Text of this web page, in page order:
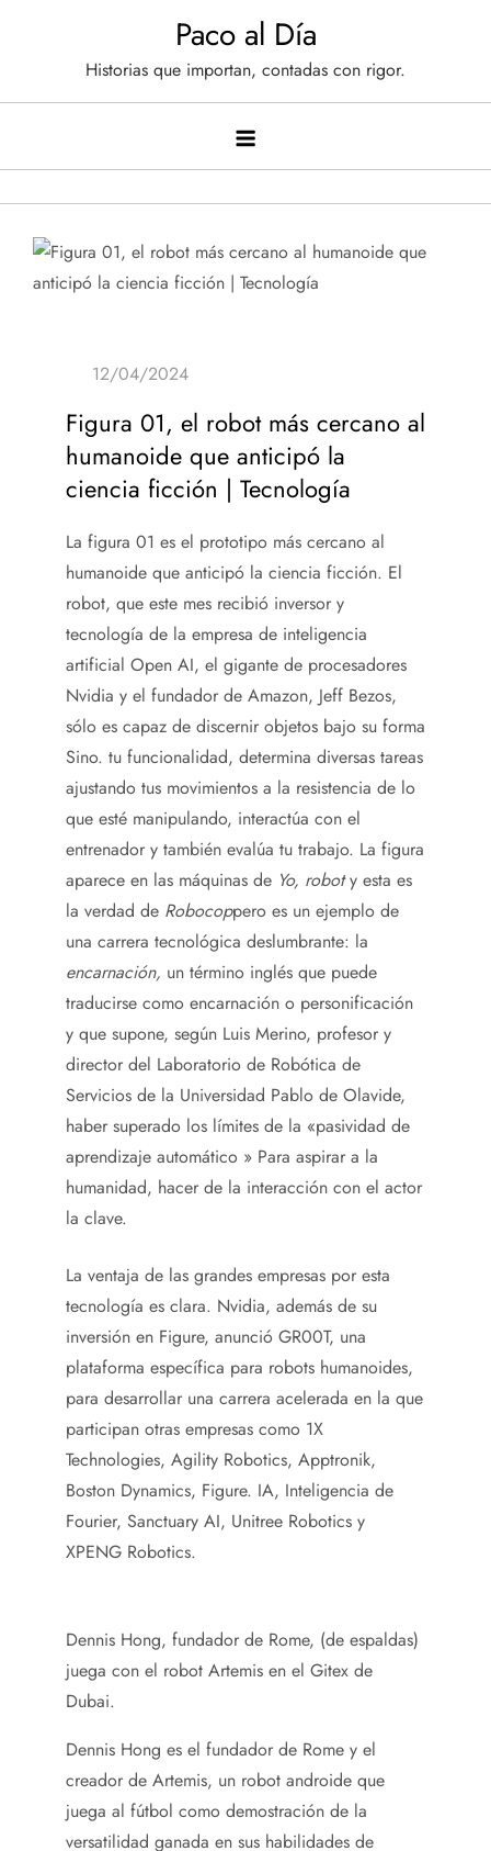
Paco al Día
Historias que importan, contadas con rigor.
Figura 01, el robot más cercano al
humanoide que anticipó la
ciencia ficción | Tecnología
La figura 01 es el prototipo más cercano al
humanoide que anticipó la ciencia ficción. El
robot, que este mes recibió inversor y
tecnología de la empresa de inteligencia
artificial Open AI, el gigante de procesadores
Nvidia y el fundador de Amazon, Jeff Bezos,
sólo es capaz de discernir objetos bajo su forma
Sino. tu funcionalidad, determina diversas tareas
ajustando tus movimientos a la resistencia de lo
que esté manipulando, interactúa con el
entrenador y también evalúa tu trabajo. La figura
aparece en las máquinas de Yo, roboty esta es
la verdad de Robocoppero es un ejemplo de
una carrera tecnológica deslumbrante: la
encarnación, un término inglés que puede
traducirse como encarnación o personificación
y que supone, según Luis Merino, profesor y
director del Laboratorio de Robótica de
Servicios de la Universidad Pablo de Olavide,
haber superado los límites de la «pasividad de
aprendizaje automático » Para aspirar a la
humanidad, hacer de la interacción con el actor
la clave.
La ventaja de las grandes empresas por esta
tecnología es clara. Nvidia, además de su
inversión en Figure, anunció GR00T, una
plataforma específica para robots humanoides,
para desarrollar una carrera acelerada en la que
participan otras empresas como 1X
Technologies, Agility Robotics, Apptronik,
Boston Dynamics, Figure. IA, Inteligencia de
Fourier, Sanctuary AI, Unitree Robotics y
XPENG Robotics.
Dennis Hong, fundador de Rome, (de espaldas)
juega con el robot Artemis en el Gitex de
Dubai.
Dennis Hong es el fundador de Rome y el
creador de Artemis, un robot androide que
juega al fútbol como demostración de la
versatilidad ganada en sus habilidades de